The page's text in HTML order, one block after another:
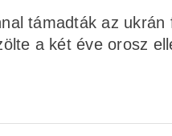
támadták az
a két éve orosz